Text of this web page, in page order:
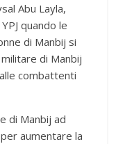
Abu Layla,
quando le
di Manbij si
di Manbij
combattenti
di Manbij ad
aumentare la